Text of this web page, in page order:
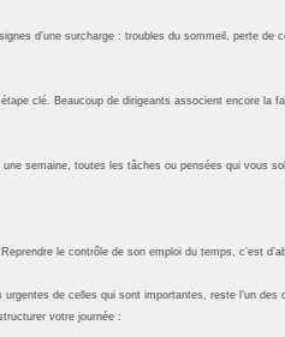
d’une surcharge : troubles du sommeil, perte
clé. Beaucoup de dirigeants associent encore
semaine, toutes les tâches ou pensées qui vous
le contrôle de son emploi du temps, c’est
urgentes de celles qui sont importantes, reste l’un
votre journée :